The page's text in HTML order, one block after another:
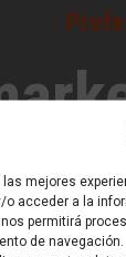
las mejores
o acceder a la
permitirá
de navegación.